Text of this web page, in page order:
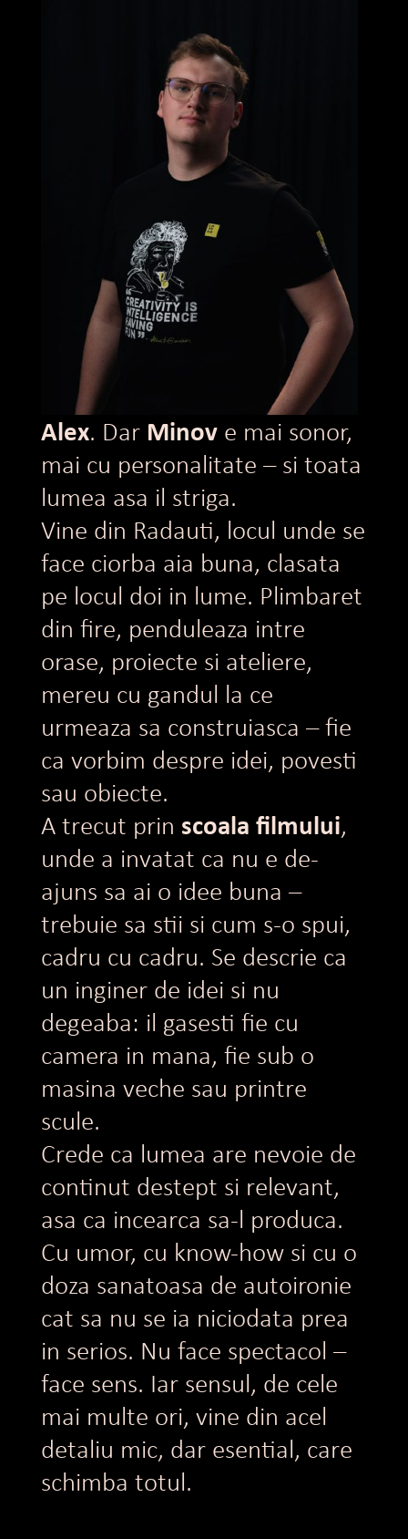
Alex. Dar Minove mai sonor,
mai cu personalitate – si toata
lumea asa il striga.
Vine din Radauti, locul unde se
face ciorba aia buna, clasata
pe locul doi in lume. Plimbaret
din fire, penduleaza intre
orase, proiecte si ateliere,
mereu cu gandul la ce
urmeaza sa construiasca – fie
ca vorbim despre idei, povesti
sau obiecte.
A trecut prin scoala filmului,
unde a invatat ca nu e de-
ajuns sa ai o idee buna –
trebuie sa stii si cum s-o spui,
cadru cu cadru. Se descrie ca
un inginer de idei si nu
degeaba: il gasesti fie cu
camera in mana, fie sub o
masina veche sau printre
scule.
Crede ca lumea are nevoie de
continut destept si relevant,
asa ca incearca sa-l produca.
Cu umor, cu know-how si cu o
doza sanatoasa de autoironie
cat sa nu se ia niciodata prea
in serios. Nu face spectacol –
face sens. Iar sensul, de cele
mai multe ori, vine din acel
detaliu mic, dar esential, care
schimba totul.